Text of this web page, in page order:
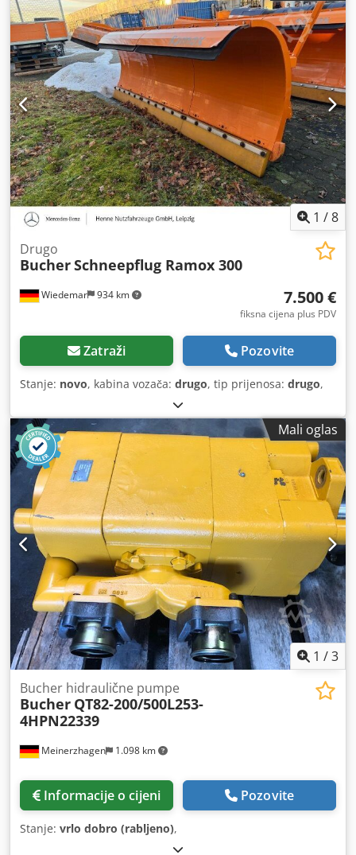
1 /8
Wiedemar 934 km
Drugo
BucherSchneepflug Ramox 300
7.500 €
fiksna cijena plus PDV
Zatraži Pozovite
Stanje: novo, kabina vozača: drugo, tip prijenosa: drugo,
Mali oglas
1 /3
Meinerzhagen 1.098 km
Bucher hidraulične pumpe
Bucher QT82-200/500L253-
4HPN22339
Informacije o cijeni Pozovite
Stanje: vrlo dobro (rabljeno),